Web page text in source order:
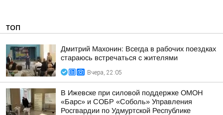
ТОП
Дмитрий Махонин: Всегда в рабочих поездках
стараюсь встречаться с жителями
Вчера, 22:05
В Ижевске при силовой поддержке ОМОН
«Барс» и СОБР «Соболь» Управления
Росгвардии по Удмуртской Республике